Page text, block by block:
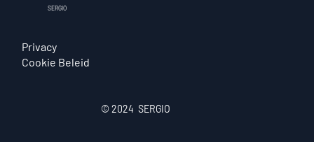
SERGIO
Privacy
Cookie Beleid
© 2024 SERGIO